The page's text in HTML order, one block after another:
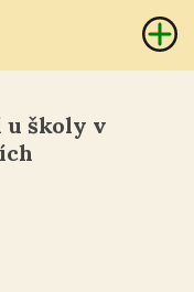
u školy v